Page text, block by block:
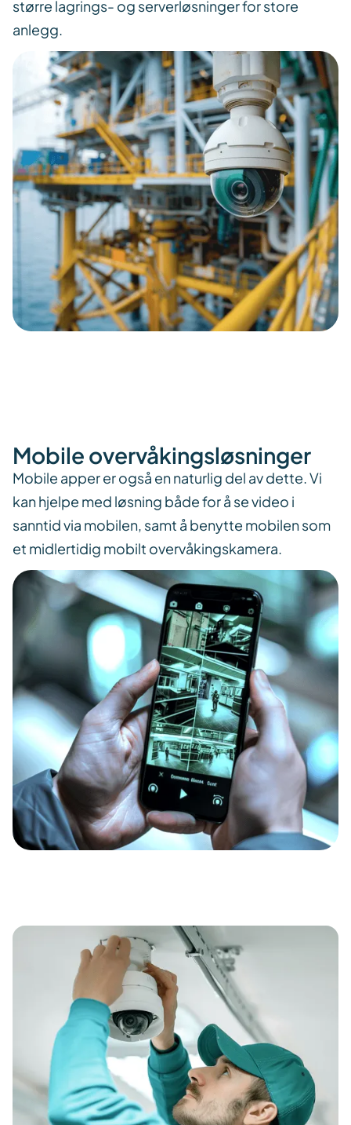
større lagrings- og serverløsninger for store
anlegg.
Mobile overvåkingsløsninger
Mobile apper er også en naturlig del av dette. Vi
kan hjelpe med løsning både for å se video i
sanntid via mobilen, samt å benytte mobilen som
et midlertidig mobilt overvåkingskamera.